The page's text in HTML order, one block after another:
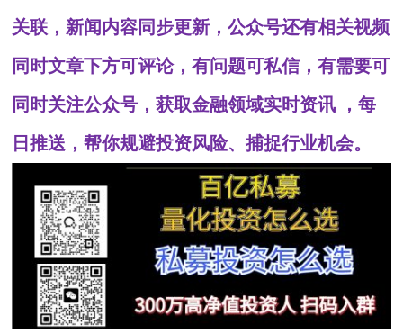
关联，新闻内容同步更新，公众号还有相关视频
同时文章下方可评论，有问题可私信，有需要可
同时关注公众号，获取金融领域实时资讯 ，每
日推送，帮你规避投资风险、捕捉行业机会。